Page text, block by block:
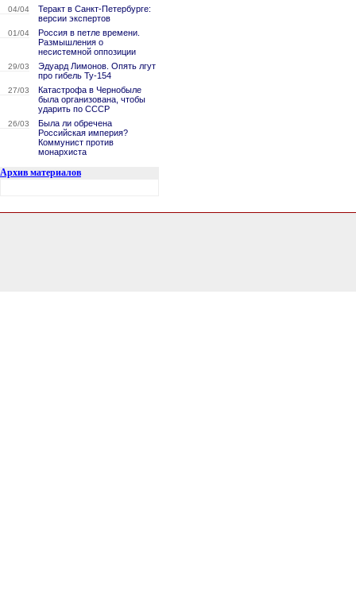
04/04
Теракт в Санкт-Петербурге:
версии экспертов
01/04
Россия в петле времени.
Размышления о
несистемной оппозиции
29/03
Эдуард Лимонов. Опять лгут
про гибель Ту-154
27/03
Катастрофа в Чернобыле
была организована, чтобы
ударить по СССР
26/03
Была ли обречена
Российская империя?
Коммунист против
монархиста
Архив материалов